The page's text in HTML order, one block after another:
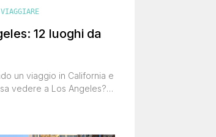
12 luoghi da
un viaggio in California e
vedere a Los Angeles?